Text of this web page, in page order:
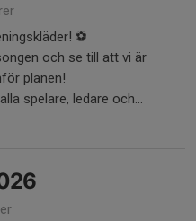
⚽
och se till att vi är
planen!
spelare, ledare och...